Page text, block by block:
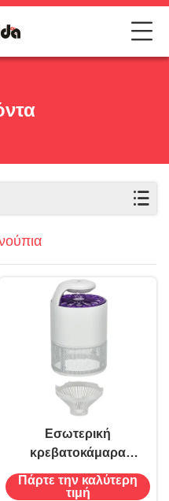
Εσωτερική
κρεβατοκάμαρα
Ηλεκτρονική
αναρρόφηση
Πάρτε την καλύτερη
τιμή